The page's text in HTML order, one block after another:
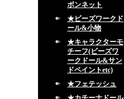
ボンネット
★ビーズワークド
ール&小物
★キャラクターモ
チーフ(ビーズワ
ークドール&サン
ドペイントetc)
★フェテッシュ